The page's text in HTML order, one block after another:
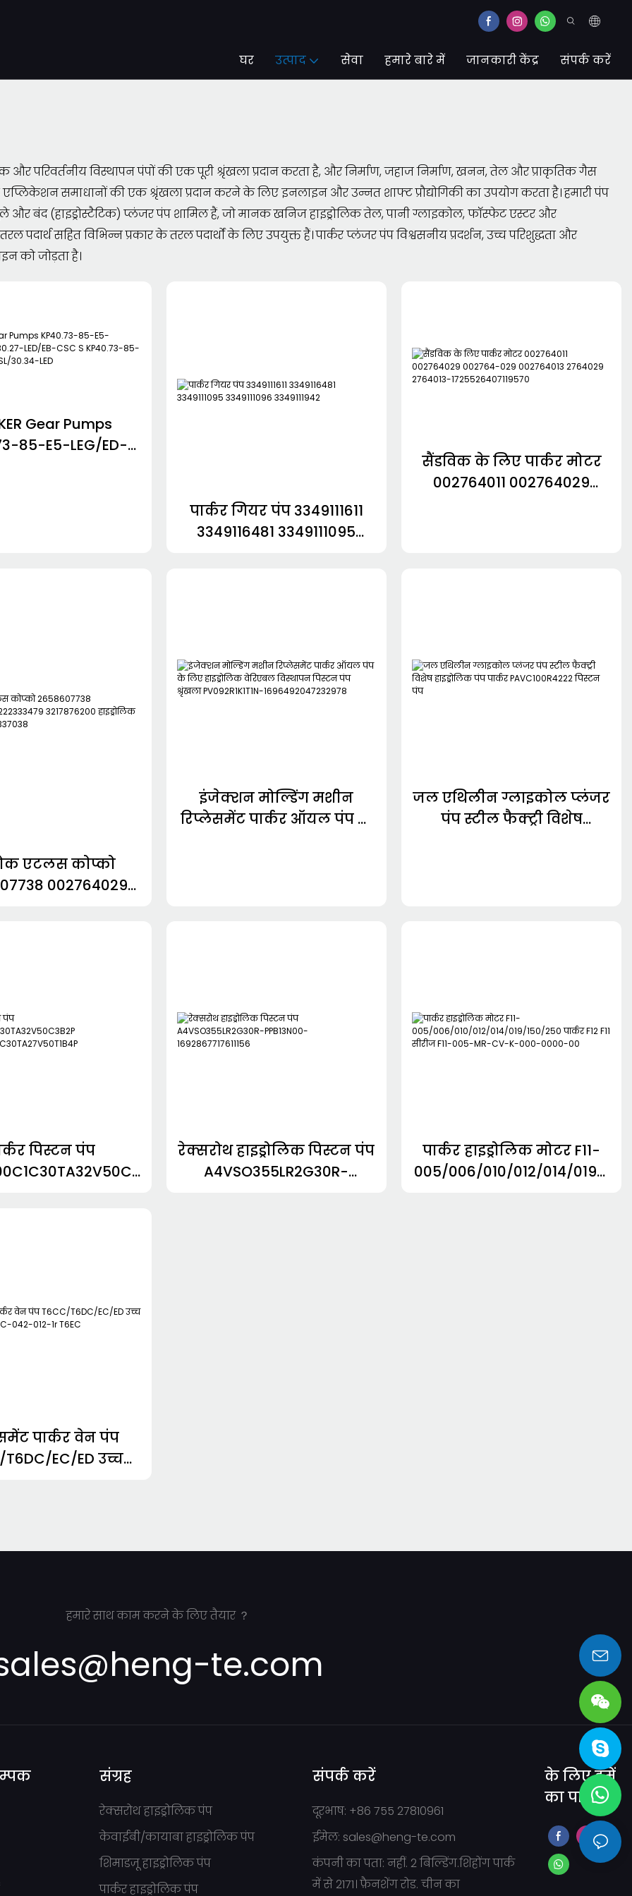
घर उत्पाद सेवा हमारे बारे में जानकारी केंद्र संपर्क करें
और परिवर्तनीय विस्थापन पंपों की एक पूरी श्रृंखला प्रदान करता है, और निर्माण, जहाज निर्माण, खनन, तेल और प्राकृतिक गैस
एप्लिकेशन समाधानों की एक श्रृंखला प्रदान करने के लिए इनलाइन और उन्नत शाफ्ट प्रौद्योगिकी का उपयोग करता है। हमारी पंप
बंद (हाइड्रोस्टैटिक) प्लंजर पंप शामिल हैं, जो मानक खनिज हाइड्रोलिक तेल, पानी ग्लाइकोल, फॉस्फेट एस्टर और
पदार्थ सहित विभिन्न प्रकार के तरल पदार्थों के लिए उपयुक्त हैं। पार्कर प्लंजर पंप विश्वसनीय प्रदर्शन, उच्च परिशुद्धता और
को जोड़ता है।
Gear Pumps
85-E5-LEG/ED-
पार्कर गियर पंप 3349111611
3349116481 3349111095
सैंडविक के लिए पार्कर मोटर
002764011 002764029
एटलस कोप्को
002764029
इंजेक्शन मोल्डिंग मशीन
रिप्लेसमेंट पार्कर ऑयल पंप के
जल एथिलीन ग्लाइकोल प्लंजर
पंप स्टील फैक्ट्री विशेष
पिस्टन पंप
रेक्सरोथ हाइड्रोलिक पिस्टन पंप
A4VSO355LR2G30R-
पार्कर हाइड्रोलिक मोटर F11-
005/006/010/012/014/019/1
पार्कर वेन पंप
EC/ED उच्च
हमारे साथ काम करने के लिए तैयार ？
te.com
संग्रह
रेक्सरोथ हाइड्रोलिक पंप
केवाईबी/कायाबा हाइड्रोलिक पंप
शिमाडज़ू हाइड्रोलिक पंप
पार्कर हाइड्रोलिक पंप
संपर्क करें
दूरभाष: +86 755 27810961
ईमेल: sales@heng-te.com
कंपनी का पता: नहीं. 2 बिल्डिंग.शिहोंग पार्क
में से 2171। फ़ैनशेंग रोड. चीन का
के लिए हमें
का पालन